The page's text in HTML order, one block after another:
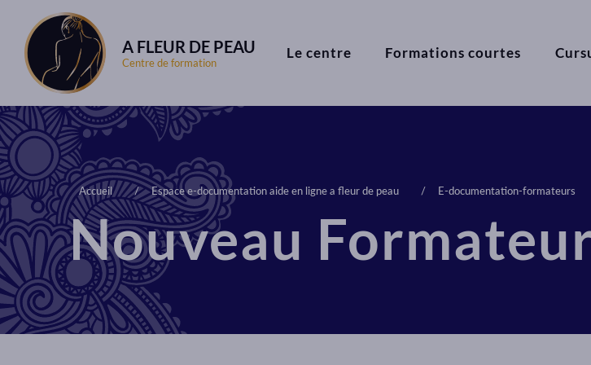
A FLEUR DE PEAU
Centre de formation
Le centre Formations courtes
Accueil Espace e-documentation aide en ligne a fleur de peau E-documentation-formateurs
Nouveau